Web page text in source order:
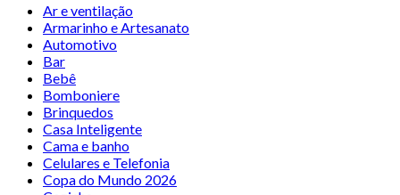
Ar e ventilação
Armarinho e Artesanato
Automotivo
Bar
Bebê
Bomboniere
Brinquedos
Casa Inteligente
Cama e banho
Celulares e Telefonia
Copa do Mundo 2026